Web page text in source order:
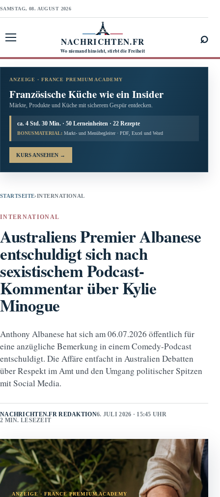
SAMSTAG, 08. AUGUST 2026
NACHRICHTEN.FR
Wo niemand hinsieht, stirbt die Freiheit
⌕
ANZEIGE · FRANCE PREMIUM ACADEMY
Französische Küche wie ein Insider
Märkte, Produkte und Küche mit sicherem Gespür entdecken.
ca. 4 Std. 30 Min. · 50 Lerneinheiten · 22 Rezepte
BONUSMATERIAL: Markt- und Menübegleiter · PDF, Excel und Word
KURS ANSEHEN →
STARTSEITE›INTERNATIONAL
INTERNATIONAL
Australiens Premier Albanese
entschuldigt sich nach
sexistischem Podcast-
Kommentar über Kylie
Minogue
Anthony Albanese hat sich am 06.07.2026 öffentlich für
eine anzügliche Bemerkung in einem Comedy-Podcast
entschuldigt. Die Affäre entfacht in Australien Debatten
über Respekt im Amt und den Umgang politischer Spitzen
mit Social Media.
NACHRICHTEN.FR REDAKTION6. JULI 2026 · 15:45 UHR
2 MIN. LESEZEIT
ANZEIGE · FRANCE PREMIUM ACADEMY